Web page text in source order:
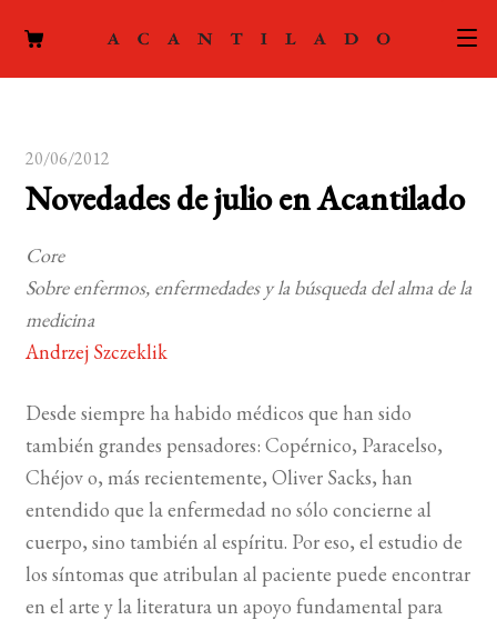
el
ACTUALIDAD
menú
CONTACTO
MI CUENTA
BUSCAR
LISTA DE LIBROS
20/06/2012
Novedades de julio en Acantilado
Core
Sobre enfermos, enfermedades y la búsqueda del alma de la
medicina
Andrzej Szczeklik
Desde siempre ha habido médicos que han sido
también grandes pensadores: Copérnico, Paracelso,
Chéjov o, más recientemente, Oliver Sacks, han
entendido que la enfermedad no sólo concierne al
cuerpo, sino también al espíritu. Por eso, el estudio de
los síntomas que atribulan al paciente puede encontrar
en el arte y la literatura un apoyo fundamental para